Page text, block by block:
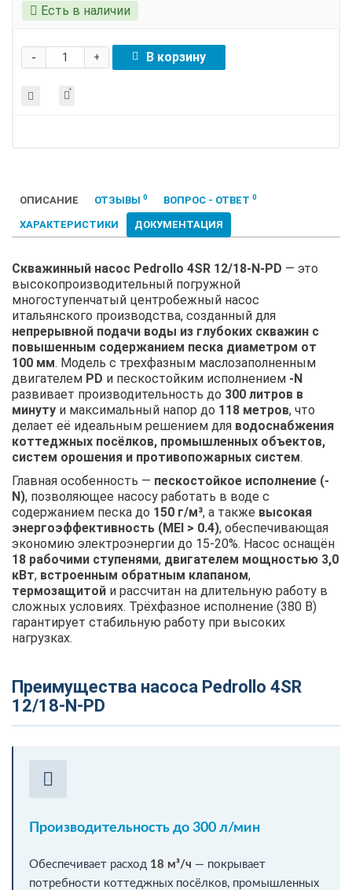
Есть в наличии
+
- В корзину
ОПИСАНИЕ ОТЗЫВЫ 0 ВОПРОС - ОТВЕТ 0
ХАРАКТЕРИСТИКИ ДОКУМЕНТАЦИЯ
Скважинный насос Pedrollo 4SR 12/18-N-PD — это
высокопроизводительный погружной
многоступенчатый центробежный насос
итальянского производства, созданный для
непрерывной подачи воды из глубоких скважин с
повышенным содержанием песка диаметром от
100 мм. Модель с трехфазным маслозаполненным
двигателем PD и пескостойким исполнением -N
развивает производительность до 300 литров в
минуту и максимальный напор до 118 метров, что
делает её идеальным решением для водоснабжения
коттеджных посёлков, промышленных объектов,
систем орошения и противопожарных систем.
Главная особенность — пескостойкое исполнение (-
N), позволяющее насосу работать в воде с
содержанием песка до 150 г/м³, а также высокая
энергоэффективность (MEI > 0.4), обеспечивающая
экономию электроэнергии до 15-20%. Насос оснащён
18 рабочими ступенями, двигателем мощностью 3,0
кВт, встроенным обратным клапаном,
термозащитой и рассчитан на длительную работу в
сложных условиях. Трёхфазное исполнение (380 В)
гарантирует стабильную работу при высоких
нагрузках.
Преимущества насоса Pedrollo 4SR
12/18-N-PD
Производительность до 300 л/мин
Обеспечивает расход 18 м³/ч — покрывает
потребности коттеджных посёлков, промышленных